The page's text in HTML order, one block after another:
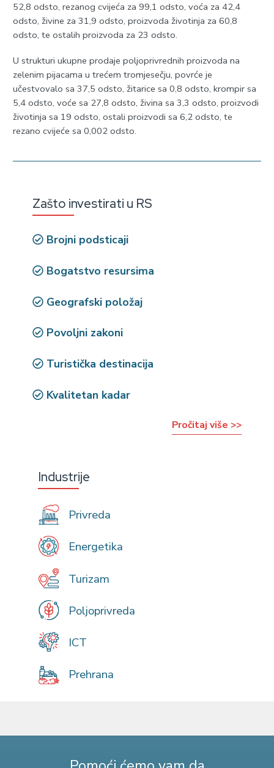
52,8 odsto, rezanog cvijeća za 99,1 odsto, voća za 42,4
odsto, živine za 31,9 odsto, proizvoda životinja za 60,8
odsto, te ostalih proizvoda za 23 odsto.
U strukturi ukupne prodaje poljoprivrednih proizvoda na
zelenim pijacama u trećem tromjesečju, povrće je
učestvovalo sa 37,5 odsto, žitarice sa 0,8 odsto, krompir sa
5,4 odsto, voće sa 27,8 odsto, živina sa 3,3 odsto, proizvodi
životinja sa 19 odsto, ostali proizvodi sa 6,2 odsto, te
rezano cvijeće sa 0,002 odsto.
Zašto investirati u RS
Brojni podsticaji
Bogatstvo resursima
Geografski položaj
Povoljni zakoni
Turistička destinacija
Kvalitetan kadar
Pročitaj više >>
Industrije
Privreda
Energetika
Turizam
Poljoprivreda
ICT
Prehrana